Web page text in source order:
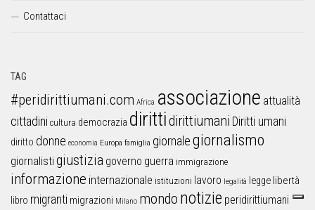
Contattaci
TAG
#peridirittiumani.com Africa associazione attualità
cittadini cultura democrazia dirittidirittiumani Diritti umani
diritto donne economia Europa famiglia giornalegiornalismo
giornalistigiustizia governo guerra immigrazione
informazione internazionale istituzioni lavoro legalità legge libertà
libro migranti migrazioni Milano mondo notizie peridirittiumani